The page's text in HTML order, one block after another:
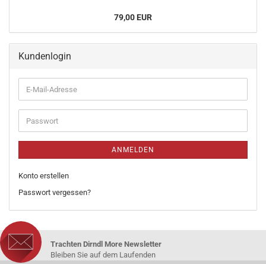
79,00 EUR
Kundenlogin
ANMELDEN
Konto erstellen
Passwort vergessen?
Trachten Dirndl More Newsletter
Bleiben Sie auf dem Laufenden